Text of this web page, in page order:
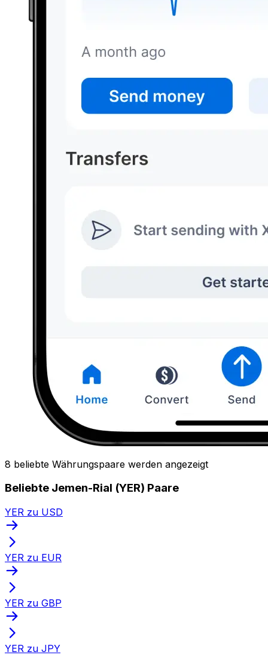
8 beliebte Währungspaare werden angezeigt
Beliebte Jemen-Rial (YER) Paare
YER zu USD
YER zu EUR
YER zu GBP
YER zu JPY